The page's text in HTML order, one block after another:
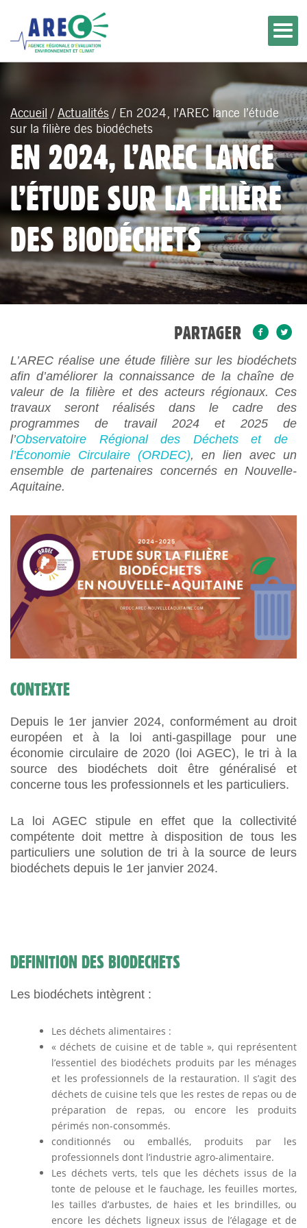
Accueil / Actualités / En 2024, l’AREC lance l’étude
sur la filière des biodéchets
EN 2024, L’AREC LANCE
L’ÉTUDE SUR LA FILIÈRE
DES BIODÉCHETS
PARTAGER
L’AREC réalise une étude filière sur les biodéchets
afin d’améliorer la connaissance de la chaîne de
valeur de la filière et des acteurs régionaux. Ces
travaux seront réalisés dans le cadre des
programmes de travail 2024 et 2025de
l’Observatoire Régional des Déchets et de
l’Économie Circulaire (ORDEC), en lien avec un
ensemble de partenaires concernés en Nouvelle-
Aquitaine.
CONTEXTE
Depuis le 1er janvier 2024, conformément au droit
européen et à la loi anti-gaspillage pour une
économie circulaire de 2020 (loi AGEC), le tri à la
source des biodéchets doit être généralisé et
concerne tous les professionnels et les particuliers.
La loi AGEC stipule en effet que la collectivité
compétente doit mettre à disposition de tous les
particuliers une solution de tri à la source de leurs
biodéchets depuis le 1er janvier 2024.
DEFINITION DES BIODECHETS
Les biodéchets intègrent :
Les déchets alimentaires :
« déchets de cuisine et de table », qui représentent
l’essentiel des biodéchets produits par les ménages
et les professionnels de la restauration. Il s’agit des
déchets de cuisine tels que les restes de repas ou de
préparation de repas, ou encore les produits
périmés non-consommés.
conditionnés ou emballés, produits par les
professionnels dont l’industrie agro-alimentaire.
Les déchets verts, tels que les déchets issus de la
tonte de pelouse et le fauchage, les feuilles mortes,
les tailles d’arbustes, de haies et les brindilles, ou
encore les déchets ligneux issus de l’élagage et de